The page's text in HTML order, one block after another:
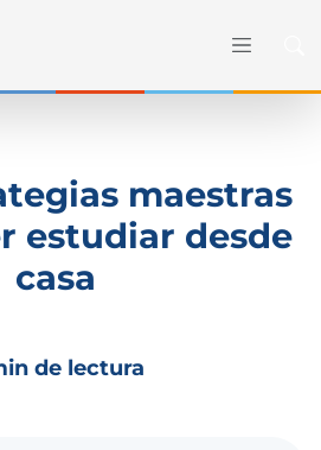
maestras
estudiar desde
casa
de lectura